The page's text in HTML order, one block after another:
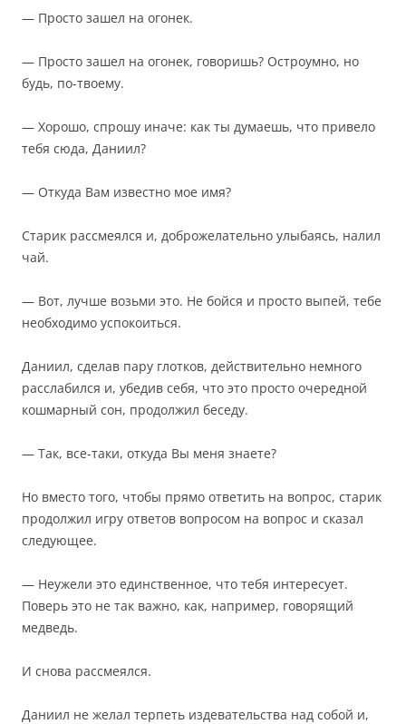
— Просто зашел на огонек.
— Просто зашел на огонек, говоришь? Остроумно, но
будь, по-твоему.
— Хорошо, спрошу иначе: как ты думаешь, что привело
тебя сюда, Даниил?
— Откуда Вам известно мое имя?
Старик рассмеялся и, доброжелательно улыбаясь, налил
чай.
— Вот, лучше возьми это. Не бойся и просто выпей, тебе
необходимо успокоиться.
Даниил, сделав пару глотков, действительно немного
расслабился и, убедив себя, что это просто очередной
кошмарный сон, продолжил беседу.
— Так, все-таки, откуда Вы меня знаете?
Но вместо того, чтобы прямо ответить на вопрос, старик
продолжил игру ответов вопросом на вопрос и сказал
следующее.
— Неужели это единственное, что тебя интересует.
Поверь это не так важно, как, например, говорящий
медведь.
И снова рассмеялся.
Даниил не желал терпеть издевательства над собой и,